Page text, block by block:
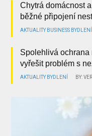
Chytrá domácnost
běžné připojení
AKTUALITY BUSINESS BYDLENÍ
Spolehlivá ochrana
vyřešit problém s
AKTUALITY BYDLENÍ BY: